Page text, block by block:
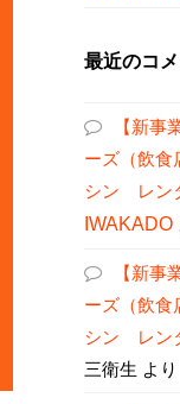
最近のコ
【新事
ーズ（飲
シン レン
IWAKADO
【新事
ーズ（飲
シン レン
三衛生 より